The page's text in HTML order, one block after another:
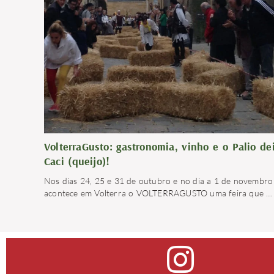
VolterraGusto: gastronomia, vinho e o Palio
Caci (queijo)!
Nos dias 24, 25 e 31 de outubro e no dia a 1 de novembro
acontece em Volterra o VOLTERRAGUSTO uma feira que